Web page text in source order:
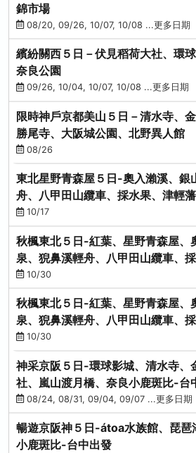
錦市場
08/20, 09/26, 10/07, 10/08 ...更多日期
繽紛關西５日－伏見稻荷大社、環
奈良公園
09/26, 10/04, 10/07, 10/08 ...更多日期
限時神戶京都美山５日－清水寺、
勝尾寺、大阪城公園、北野異人館
08/26
東北星野青森屋５日-奧入瀨溪、銀
舟、八甲田山纜車、採水果、津輕
(不進免稅店)
10/17
秋楓東北５日-紅葉、星野青森屋、
泉、猊鼻溪輕舟、八甲田山纜車、
進免稅店)
10/30
秋楓東北５日-紅葉、星野青森屋、
泉、猊鼻溪輕舟、八甲田山纜車、
進免稅店)
10/30
神采京阪５日-環球影城、清水寺、
社、嵐山渡月橋、奈良小鹿斑比-台
08/24, 08/31, 09/04, 09/07 ...更多日期
暢遊京阪神５日-átoa水族館、琵琶
小鹿斑比-台中出發